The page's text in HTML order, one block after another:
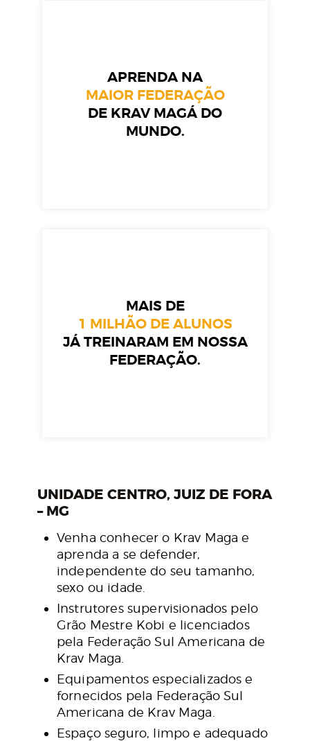
APRENDA NA
MAIOR FEDERAÇÃO
DE KRAV MAGÁ DO
MUNDO.
MAIS DE
1 MILHÃO DE ALUNOS
JÁ TREINARAM EM NOSSA
FEDERAÇÃO.
UNIDADE CENTRO, JUIZ DE FORA
– MG
Venha conhecer o Krav Maga e
aprenda a se defender,
independente do seu tamanho,
sexo ou idade.
Instrutores supervisionados pelo
Grão Mestre Kobi e licenciados
pela Federação Sul Americana de
Krav Maga.
Equipamentos especializados e
fornecidos pela Federação Sul
Americana de Krav Maga.
Espaço seguro, limpo e adequado